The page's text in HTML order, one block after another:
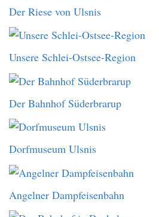
Der Riese von Ulsnis
Unsere Schlei-Ostsee-Region
Der Bahnhof Süderbrarup
Dorfmuseum Ulsnis
Angelner Dampfeisenbahn